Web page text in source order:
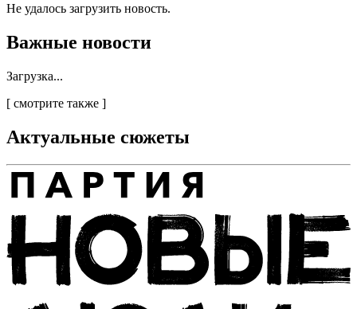
Не удалось загрузить новость.
Важные новости
Загрузка...
[ смотрите также ]
Актуальные сюжеты